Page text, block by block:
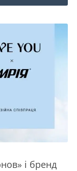
і бренд